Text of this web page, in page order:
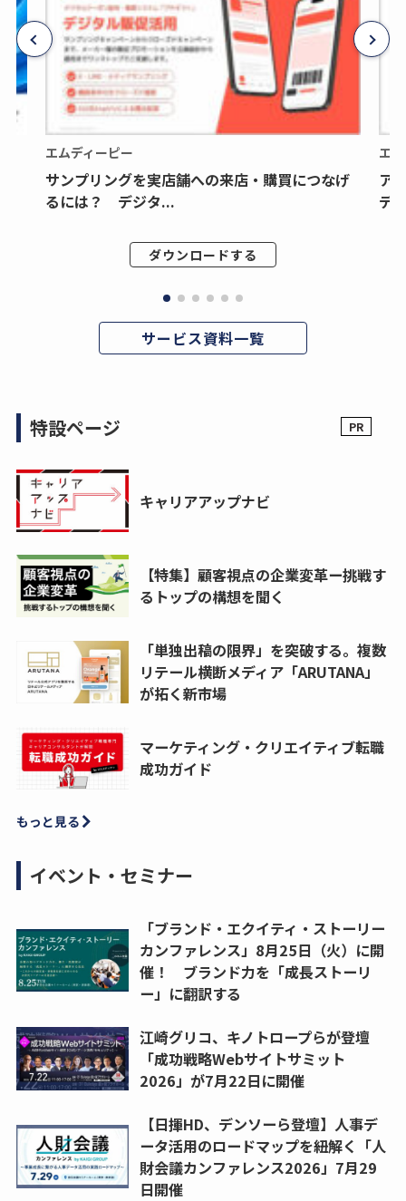
エムディーピー
サンプリングを実店舗への来店・購買につなげ
るには？ デジタ...
ダウンロードする
エ
ア
デ
サービス資料一覧
特設ページ
キャリアアップナビ
【特集】顧客視点の企業変革ー挑戦す
るトップの構想を聞く
「単独出稿の限界」を突破する。複数
リテール横断メディア「ARUTANA」
が拓く新市場
マーケティング・クリエイティブ転職
成功ガイド
もっと見る
イベント・セミナー
「ブランド・エクイティ・ストーリー
カンファレンス」8月25日（火）に開
催！ ブランド力を「成長ストーリ
ー」に翻訳する
江崎グリコ、キノトロープらが登壇
「成功戦略Webサイトサミット
2026」が7月22日に開催
【日揮HD、デンソーら登壇】人事デ
ータ活用のロードマップを紐解く「人
財会議カンファレンス2026」7月29
日開催